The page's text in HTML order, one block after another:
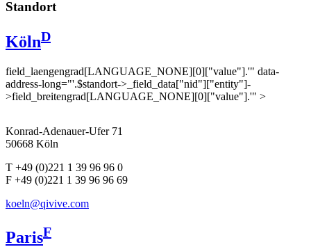
Standort
KölnD
field_laengengrad[LANGUAGE_NONE][0]["value"].'" data-
address-long="'.$standort->_field_data["nid"]["entity"]-
>field_breitengrad[LANGUAGE_NONE][0]["value"].'" >
Konrad-Adenauer-Ufer 71
50668 Köln
T +49 (0)221 1 39 96 96 0
F +49 (0)221 1 39 96 96 69
koeln@qivive.com
ParisF